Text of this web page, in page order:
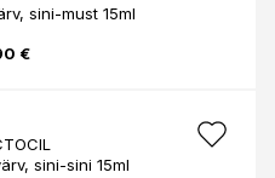
sini-must 15ml
€
sini-sini 15ml